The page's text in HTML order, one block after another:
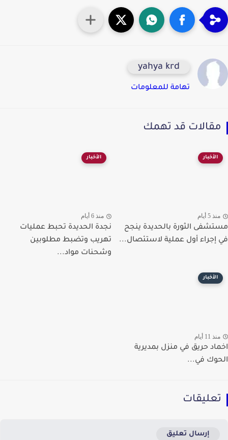
yahya krd
تهامة للمعلومات
قد تهمك
الأخبار
5 أيام
الثورة بالحديدة ينجح
أول عملية لاستئصال...
الأخبار
منذ 6 أيام
نجدة الحديدة تحبط عمليات
تهريب وتضبط مطلوبين
وشحنات مواد...
الأخبار
11 أيام
حريق في منزل بمديرية
في...
إرسال تعليق